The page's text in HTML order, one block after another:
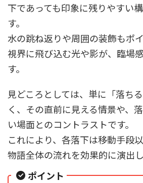
下であっても印象に残りやすい
す。
水の跳ね返りや周囲の装飾もポ
視界に飛び込む光や影が、臨場
す。
見どころとしては、単に「落ち
く、その直前に見える情景や、
い場面とのコントラストです。
これにより、各落下は移動手段
物語全体の流れを効果的に演出し
ポイント